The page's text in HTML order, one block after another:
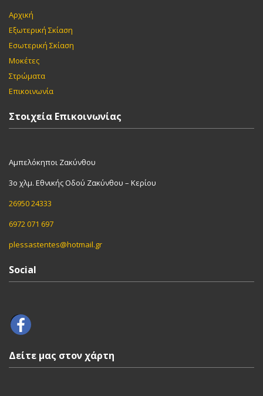
Αρχική
Εξωτερική Σκίαση
Εσωτερική Σκίαση
Μοκέτες
Στρώματα
Επικοινωνία
Στοιχεία Επικοινωνίας
Αμπελόκηποι Ζακύνθου
3ο χλμ. Εθνικής Οδού Ζακύνθου – Κερίου
26950 24333
6972 071 697
plessastentes@hotmail.gr
Social
Δείτε μας στον χάρτη